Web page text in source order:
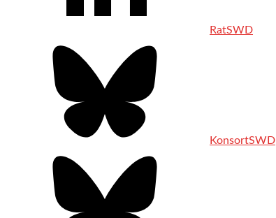
RatSWD
KonsortSWD